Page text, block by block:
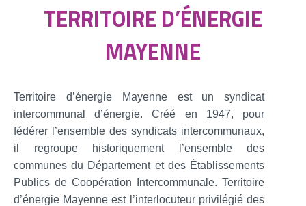
TERRITOIRE D’ÉNERGIE
MAYENNE
Territoire d’énergie Mayenne est un syndicat
intercommunal d’énergie. Créé en 1947, pour
fédérer l’ensemble des syndicats intercommunaux,
il regroupe historiquement l’ensemble des
communes du Département et des Établissements
Publics de Coopération Intercommunale. Territoire
d’énergie Mayenne est l’interlocuteur privilégié des